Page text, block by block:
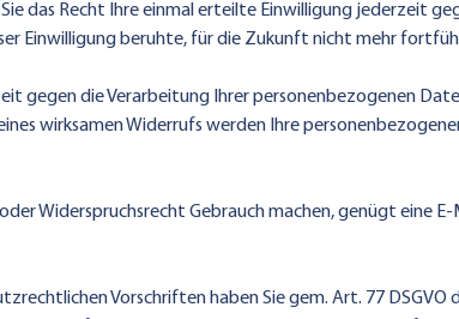
das Recht Ihre einmal erteilte Einwilligung jederzeit
Einwilligung beruhte, für die Zukunft nicht mehr
gegen die Verarbeitung Ihrer personenbezogenen
wirksamen Widerrufs werden Ihre
Widerspruchsrecht Gebrauch machen, genügt eine E-
Vorschriften haben Sie gem. Art. 77